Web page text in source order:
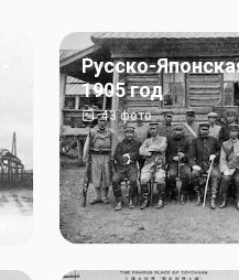
Русско-
1905 год
43фото